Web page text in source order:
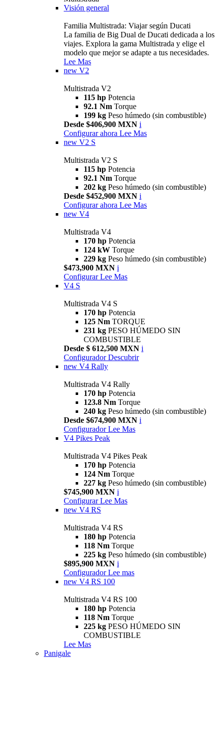
Visión general
Familia Multistrada: Viajar según Ducati
La familia de Big Dual de Ducati dedicada a los
viajes. Explora la gama Multistrada y elige el
modelo que mejor se adapte a tus necesidades.
Lee Mas
new V2
Multistrada V2
115 hp Potencia
92.1 Nm Torque
199 kg Peso húmedo (sin combustible)
Desde $406,900 MXN i
Configurar ahora Lee Mas
new V2 S
Multistrada V2 S
115 hp Potencia
92.1 Nm Torque
202 kg Peso húmedo (sin combustible)
Desde $452,900 MXN i
Configurar ahora Lee Mas
new V4
Multistrada V4
170 hp Potencia
124 kW Torque
229 kg Peso húmedo (sin combustible)
$473,900 MXN i
Configurar Lee Mas
V4 S
Multistrada V4 S
170 hp Potencia
125 Nm TORQUE
231 kg PESO HÚMEDO SIN
COMBUSTIBLE
Desde $ 612,500 MXN i
Configurador Descubrir
new V4 Rally
Multistrada V4 Rally
170 hp Potencia
123.8 Nm Torque
240 kg Peso húmedo (sin combustible)
Desde $674,900 MXN i
Configurador Lee Mas
V4 Pikes Peak
Multistrada V4 Pikes Peak
170 hp Potencia
124 Nm Torque
227 kg Peso húmedo (sin combustible)
$745,900 MXN i
Configurar Lee Mas
new V4 RS
Multistrada V4 RS
180 hp Potencia
118 Nm Torque
225 kg Peso húmedo (sin combustible)
$895,900 MXN i
Configurador Lee mas
new V4 RS 100
Multistrada V4 RS 100
180 hp Potencia
118 Nm Torque
225 kg PESO HÚMEDO SIN
COMBUSTIBLE
Lee Mas
Panigale